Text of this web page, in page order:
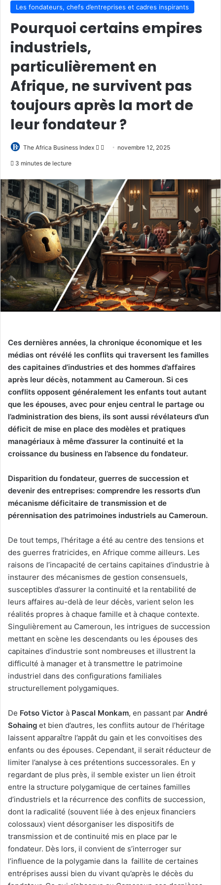
Les fondateurs, chefs d’entreprises et cadres inspirants
Pourquoi certains empires
industriels,
particulièrement en
Afrique, ne survivent pas
toujours après la mort de
leur fondateur ?
The Africa Business Index
Follow
Envoyernovembre 12, 2025
3 minutes de lecture
Ces dernières années, la chronique économique et les
médias ont révélé les conflits qui traversent les familles
des capitaines d’industries et des hommes d’affaires
après leur décès, notamment au Cameroun. Si ces
conflits opposent généralement les enfants tout autant
que les épouses, avec pour enjeu central le partage ou
l’administration des biens, ils sont aussi révélateurs d’un
déficit de mise en place des modèles et pratiques
managériaux à même d’assurer la continuité et la
croissance du business en l’absence du fondateur.
Disparition du fondateur, guerres de succession et
devenir des entreprises: comprendre les ressorts d’un
mécanisme déficitaire de transmission et de
pérennisation des patrimoines industriels au Cameroun.
De tout temps, l’héritage a été au centre des tensions et
des guerres fratricides, en Afrique comme ailleurs. Les
raisons de l’incapacité de certains capitaines d’industrie à
instaurer des mécanismes de gestion consensuels,
susceptibles d’assurer la continuité et la rentabilité de
leurs affaires au-delà de leur décès, varient selon les
réalités propres à chaque famille et à chaque contexte.
Singulièrement au Cameroun, les intrigues de succession
mettant en scène les descendants ou les épouses des
capitaines d’industrie sont nombreuses et illustrent la
difficulté à manager et à transmettre le patrimoine
industriel dans des configurations familiales
structurellement polygamiques.
De Fotso Victor à Pascal Monkam, en passant par André
Sohaing et bien d’autres, les conflits autour de l’héritage
laissent apparaître l’appât du gain et les convoitises des
enfants ou des épouses. Cependant, il serait réducteur de
limiter l’analyse à ces prétentions successorales. En y
regardant de plus près, il semble exister un lien étroit
entre la structure polygamique de certaines familles
d’industriels et la récurrence des conflits de succession,
dont la radicalité (souvent liée à des enjeux financiers
colossaux) vient désorganiser les dispositifs de
transmission et de continuité mis en place par le
fondateur. Dès lors, il convient de s’interroger sur
l’influence de la polygamie dans la faillite de certaines
entréprises aussi bien du vivant qu’après le décès du